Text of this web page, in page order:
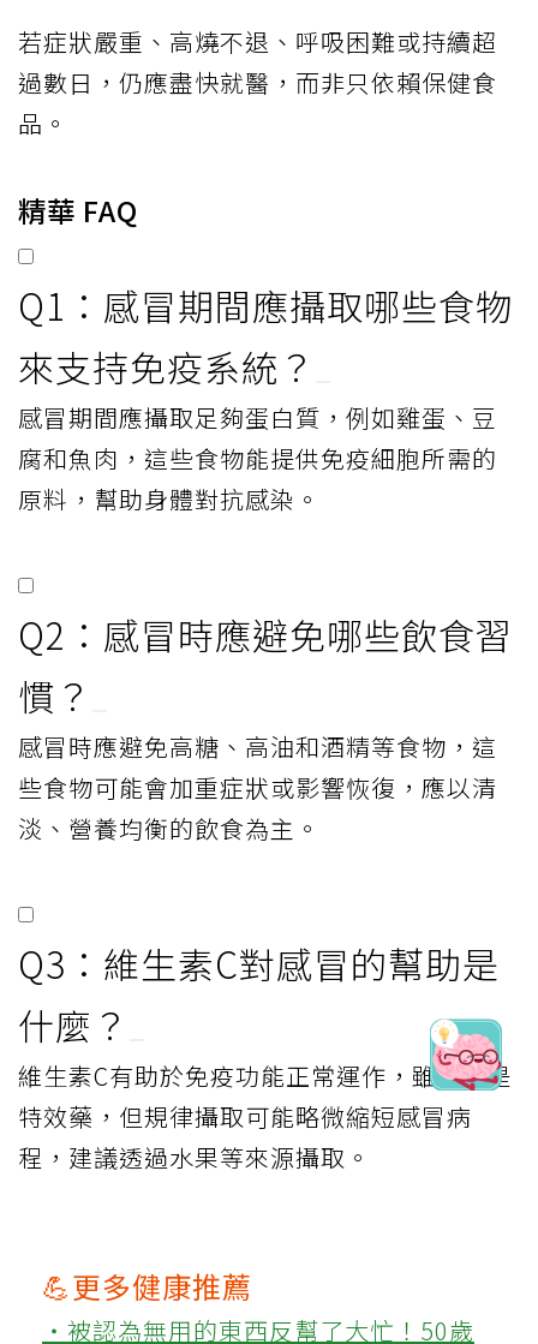
若症狀嚴重、高燒不退、呼吸困難或持續超
過數日，仍應盡快就醫，而非只依賴保健食
品。
精華 FAQ
Q1：感冒期間應攝取哪些食物
來支持免疫系統？
感冒期間應攝取足夠蛋白質，例如雞蛋、豆
腐和魚肉，這些食物能提供免疫細胞所需的
原料，幫助身體對抗感染。
Q2：感冒時應避免哪些飲食習
慣？
感冒時應避免高糖、高油和酒精等食物，這
些食物可能會加重症狀或影響恢復，應以清
淡、營養均衡的飲食為主。
Q3：維生素C對感冒的幫助是
什麼？
維生素C有助於免疫功能正常運作，雖然不是
特效藥，但規律攝取可能略微縮短感冒病
程，建議透過水果等來源攝取。
💪更多健康推薦
‧被認為無用的東西反幫了大忙！50歲